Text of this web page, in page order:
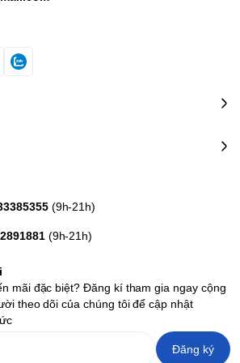
(9h-21h)
(9h-21h)
mãi đặc biệt? Đăng kí tham gia ngay cộng
theo dõi của chúng tôi để cập nhật
Đăng ký